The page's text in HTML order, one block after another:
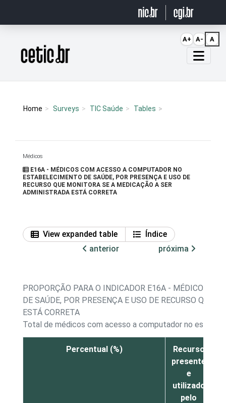
Página inicial
Home Surveys TIC Saúde Tables
Médicos
E16A - MÉDICOS COM ACESSO A COMPUTADOR NO
ESTABELECIMENTO DE SAÚDE, POR PRESENÇA E USO DE
RECURSO QUE MONITORA SE A MEDICAÇÃO A SER
ADMINISTRADA ESTÁ CORRETA
View expanded table
Índice
anterior
próxima
PROPORÇÃO PARA O INDICADOR E16A - MÉDICOS
DE SAÚDE, POR PRESENÇA E USO DE RECURSO QUE
ESTÁ CORRETA
Total de médicos com acesso a computador no
Percentual (%)
Recurso
presente
e
utilizado
pelo
A+ A- A